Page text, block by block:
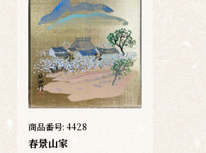
商品番号: 4428
春景山家